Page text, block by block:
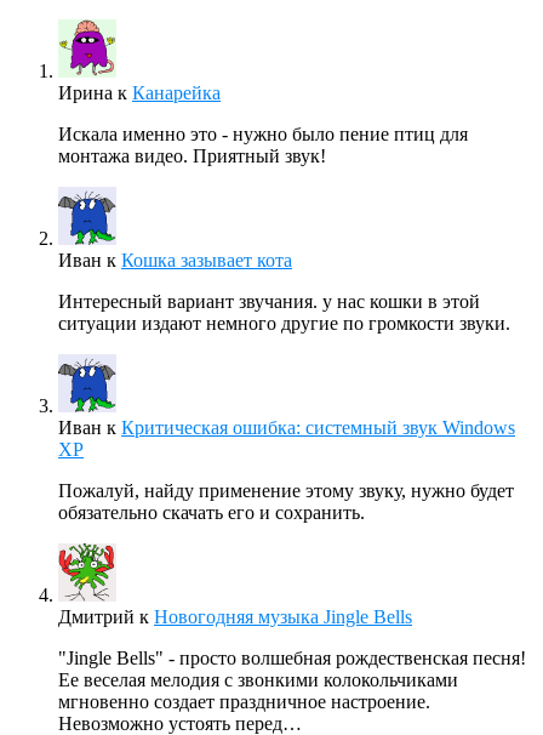
Ирина к Канарейка
Искала именно это - нужно было пение птиц для
монтажа видео. Приятный звук!
Иван к Кошка зазывает кота
Интересный вариант звучания. у нас кошки в этой
ситуации издают немного другие по громкости звуки.
Иван к Критическая ошибка: системный звук Windows
XP
Пожалуй, найду применение этому звуку, нужно будет
обязательно скачать его и сохранить.
Дмитрий к Новогодняя музыка Jingle Bells
"Jingle Bells" - просто волшебная рождественская песня!
Ее веселая мелодия с звонкими колокольчиками
мгновенно создает праздничное настроение.
Невозможно устоять перед…